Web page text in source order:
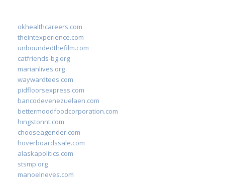
okhealthcareers.com
theintexperience.com
unboundedthefilm.com
catfriends-bg.org
marianlives.org
waywardtees.com
pidfloorsexpress.com
bancodevenezuelaen.com
bettermoodfoodcorporation.com
hingstonnt.com
chooseagender.com
hoverboardssale.com
alaskapolitics.com
stsmp.org
manoelneves.com